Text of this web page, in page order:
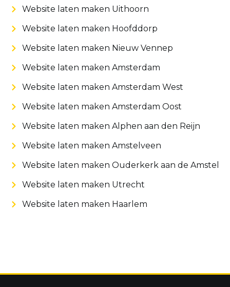
Website laten maken Uithoorn
Website laten maken Hoofddorp
Website laten maken Nieuw Vennep
Website laten maken Amsterdam
Website laten maken Amsterdam West
Website laten maken Amsterdam Oost
Website laten maken Alphen aan den Reijn
Website laten maken Amstelveen
Website laten maken Ouderkerk aan de Amstel
Website laten maken Utrecht
Website laten maken Haarlem